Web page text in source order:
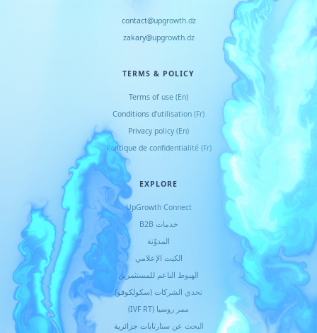
contact@upgrowth.dz
zakary@upgrowth.dz
TERMS & POLICY
Terms of use (En)
Conditions d'utilisation (Fr)
Privacy policy (En)
Politique de confidentialité (Fr)
EXPLORE
UpGrowth Connect
خدمات B2B
المدوّنة
الكيت الإعلامي
الهبوط الناعم للمستثمرين
تحدي الشركات (سكولكوفو)
ممر روسيا (IVF RT)
البحث عن ستارتابات جزائرية